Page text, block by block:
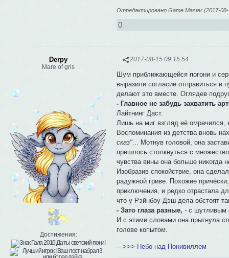
Отредактировано Game Master (2017-08-
0
2017-08-15 09:15:54
Derpy
Mare of gris
Достижения:
Шум приближающейся погони и
выразили согласие отправиться
делают это вместе. Оглядев
- Главное не забудь захватить
Лайтнинг Даст.
Лишь на миг взгляд её омрачился,
Воспоминания из детства вновь
сказ"... Мотнув головой, она
пришлось столкнуться с
чувства вины она больше никогда
Изобразив спокойствие, она
радужной гриве. Похожие
приключения, и редко отрастала
что у Рэйнбоу Дэш дела обстоят
- Зато глаза разные, - с шутливым
И с этими словами она прыгнула
голове копытом.
--->>> Небо над Понивиллем